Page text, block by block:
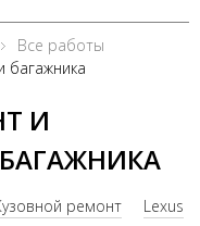
Все работы
багажника
И
ремонт
Lexus